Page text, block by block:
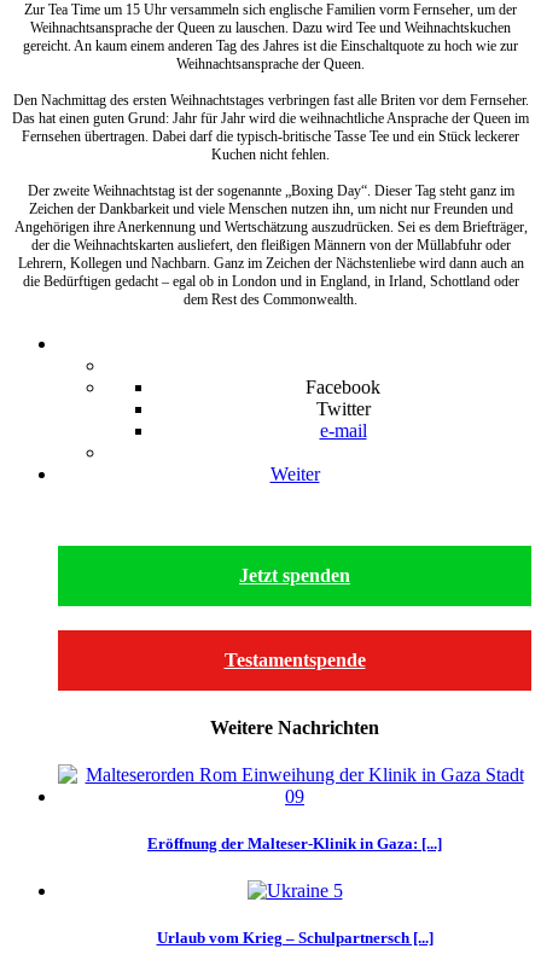
Zur Tea Time um 15 Uhr versammeln sich englische Familien vorm Fernseher, um der
Weihnachtsansprache der Queen zu lauschen. Dazu wird Tee und Weihnachtskuchen
gereicht. An kaum einem anderen Tag des Jahres ist die Einschaltquote zu hoch wie zur
Weihnachtsansprache der Queen.
Den Nachmittag des ersten Weihnachtstages verbringen fast alle Briten vor dem Fernseher.
Das hat einen guten Grund: Jahr für Jahr wird die weihnachtliche Ansprache der Queen im
Fernsehen übertragen. Dabei darf die typisch-britische Tasse Tee und ein Stück leckerer
Kuchen nicht fehlen.
Der zweite Weihnachtstag ist der sogenannte „Boxing Day“. Dieser Tag steht ganz im
Zeichen der Dankbarkeit und viele Menschen nutzen ihn, um nicht nur Freunden und
Angehörigen ihre Anerkennung und Wertschätzung auszudrücken. Sei es dem Briefträger,
der die Weihnachtskarten ausliefert, den fleißigen Männern von der Müllabfuhr oder
Lehrern, Kollegen und Nachbarn. Ganz im Zeichen der Nächstenliebe wird dann auch an
die Bedürftigen gedacht – egal ob in London und in England, in Irland, Schottland oder
dem Rest des Commonwealth.
Facebook
Twitter
e-mail
Weiter
Jetzt spenden
Testamentspende
Weitere Nachrichten
Eröffnung der Malteser-Klinik in Gaza: [...]
Urlaub vom Krieg – Schulpartnersch [...]